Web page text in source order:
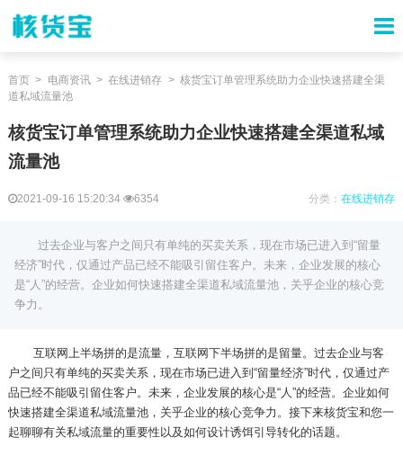
首页 电商资讯 在线进销存
核货宝订单管理系统助力企业快速搭建全渠
道私域流量池
核货宝订单管理系统助力企业快速搭建全渠道私域
流量池
2021-09-16 15:20:34 6354 分类：在线进销存
过去企业与客户之间只有单纯的买卖关系，现在市场已进入到“留量
经济”时代，仅通过产品已经不能吸引留住客户。未来，企业发展的核心
是“人”的经营。企业如何快速搭建全渠道私域流量池，关乎企业的核心竞
争力。
互联网上半场拼的是流量，互联网下半场拼的是留量。过去企业与客
户之间只有单纯的买卖关系，现在市场已进入到“留量经济”时代，仅通过产
品已经不能吸引留住客户。未来，企业发展的核心是“人”的经营。企业如何
快速搭建全渠道私域流量池，关乎企业的核心竞争力。接下来核货宝和您一
起聊聊有关私域流量的重要性以及如何设计诱饵引导转化的话题。